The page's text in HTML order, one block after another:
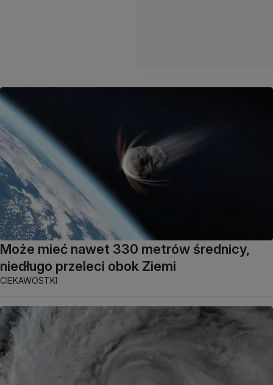
Może mieć nawet 330 metrów średnicy,
niedługo przeleci obok Ziemi
CIEKAWOSTKI